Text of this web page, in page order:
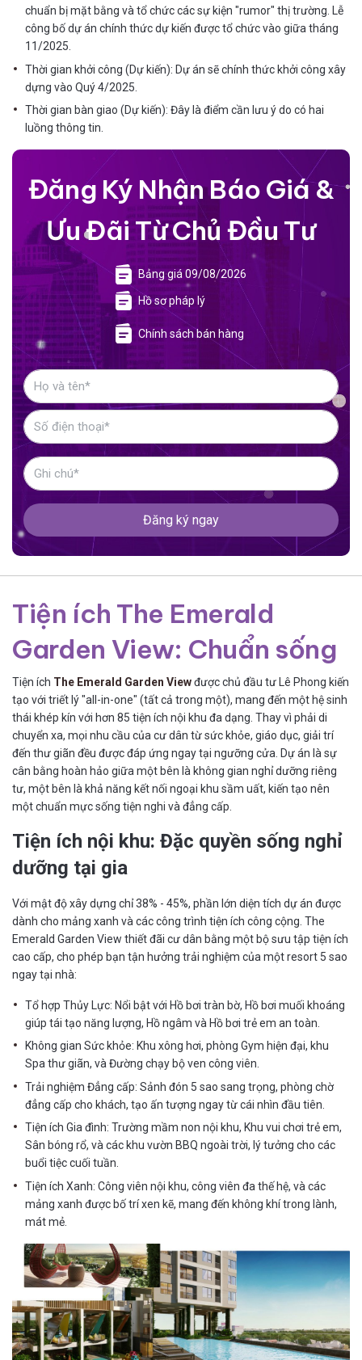
chuẩn bị mặt bằng và tổ chức các sự kiện "rumor" thị trường. Lễ
công bố dự án chính thức dự kiến được tổ chức vào giữa tháng
11/2025.
Thời gian khởi công (Dự kiến): Dự án sẽ chính thức khởi công xây
dựng vào Quý 4/2025.
Thời gian bàn giao (Dự kiến): Đây là điểm cần lưu ý do có hai
luồng thông tin.
Đăng Ký Nhận Báo Giá &
Ưu Đãi Từ Chủ Đầu Tư
Bảng giá 09/08/2026
Hồ sơ pháp lý
Chính sách bán hàng
Đăng ký ngay
Tiện ích The Emerald
Garden View: Chuẩn sống
Tiện ích The Emerald Garden Viewđược chủ đầu tư Lê Phong kiến
tạo với triết lý "all-in-one" (tất cả trong một), mang đến một hệ sinh
thái khép kín với hơn 85 tiện ích nội khu đa dạng. Thay vì phải di
chuyển xa, mọi nhu cầu của cư dân từ sức khỏe, giáo dục, giải trí
đến thư giãn đều được đáp ứng ngay tại ngưỡng cửa. Dự án là sự
cân bằng hoàn hảo giữa một bên là không gian nghỉ dưỡng riêng
tư, một bên là khả năng kết nối ngoại khu sầm uất, kiến tạo nên
một chuẩn mực sống tiện nghi và đẳng cấp.
Tiện ích nội khu: Đặc quyền sống nghỉ
dưỡng tại gia
Với mật độ xây dựng chỉ 38% - 45%, phần lớn diện tích dự án được
dành cho mảng xanh và các công trình tiện ích công cộng. The
Emerald Garden View thiết đãi cư dân bằng một bộ sưu tập tiện ích
cao cấp, cho phép bạn tận hưởng trải nghiệm của một resort 5 sao
ngay tại nhà:
Tổ hợp Thủy Lực: Nổi bật với Hồ bơi tràn bờ, Hồ bơi muối khoáng
giúp tái tạo năng lượng, Hồ ngâm và Hồ bơi trẻ em an toàn.
Không gian Sức khỏe: Khu xông hơi, phòng Gym hiện đại, khu
Spa thư giãn, và Đường chạy bộ ven công viên.
Trải nghiệm Đẳng cấp: Sảnh đón 5 sao sang trọng, phòng chờ
đẳng cấp cho khách, tạo ấn tượng ngay từ cái nhìn đầu tiên.
Tiện ích Gia đình: Trường mầm non nội khu, Khu vui chơi trẻ em,
Sân bóng rổ, và các khu vườn BBQ ngoài trời, lý tưởng cho các
buổi tiệc cuối tuần.
Tiện ích Xanh: Công viên nội khu, công viên đa thế hệ, và các
mảng xanh được bố trí xen kẽ, mang đến không khí trong lành,
mát mẻ.